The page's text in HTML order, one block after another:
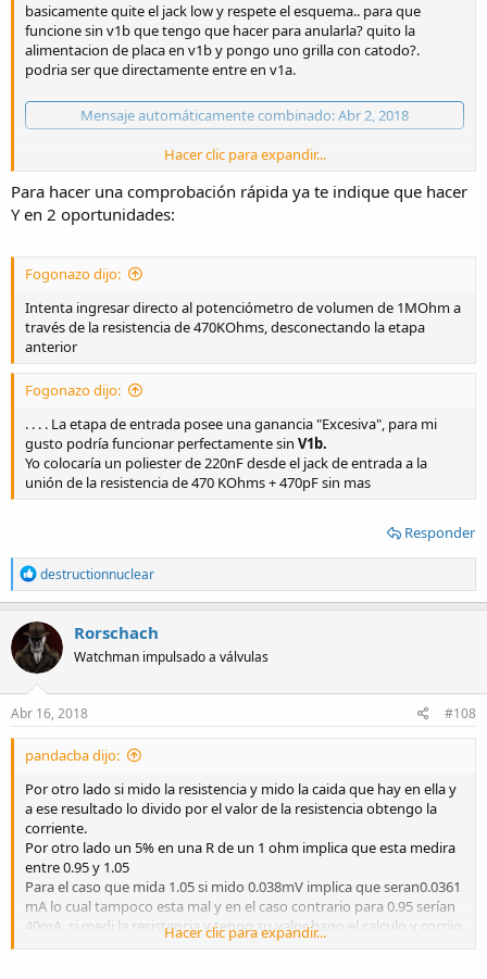
basicamente quite el jack low y respete el esquema.. para que
funcione sin v1b que tengo que hacer para anularla? quito la
alimentacion de placa en v1b y pongo uno grilla con catodo?.
podria ser que directamente entre en v1a.
Mensaje automáticamente combinado:Abr 2, 2018
linea verde por donde entra la señal actualmente.
Hacer clic para expandir...
Para hacer una comprobación rápida ya te indique que hacer
Y en 2 oportunidades:
Fogonazo dijo:
Intenta ingresar directo al potenciómetro de volumen de 1MOhm a
través de la resistencia de 470KOhms, desconectando la etapa
anterior
Fogonazo dijo:
. . . . La etapa de entrada posee una ganancia "Excesiva", para mi
gusto podría funcionar perfectamente sin V1b.
Yo colocaría un poliester de 220nF desde el jack de entrada a la
unión de la resistencia de 470 KOhms + 470pF sin mas
Responder
R
e
a
c
t
i
o
n
s
destructionnuclear
Rorschach
Watchman impulsado a válvulas
Abr 16, 2018 #108
pandacba dijo:
Por otro lado si mido la resistencia y mido la caida que hay en ella y
a ese resultado lo divido por el valor de la resistencia obtengo la
corriente.
Por otro lado un 5% en una R de un 1 ohm implica que esta medira
entre 0.95 y 1.05
Para el caso que mida 1.05 si mido 0.038mV implica que seran0.0361
mA lo cual tampoco esta mal y en el caso contrario para 0.95 serían
40mA, si medi la resistencia y tengo su valor hago el calculo y corrijo
Hacer clic para expandir...